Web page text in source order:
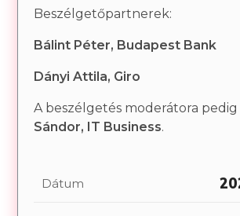
Beszélgetőpartnerek:
Bálint Péter, Budapest Bank
Dányi Attila, Giro
A beszélgetés moderátora pedig
Sándor, IT Business.
Dátum